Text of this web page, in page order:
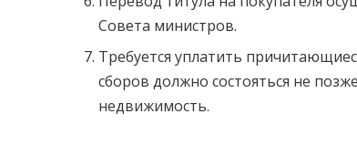
Совета министров.
Требуется уплатить
сборов должно состояться не
недвижимость.